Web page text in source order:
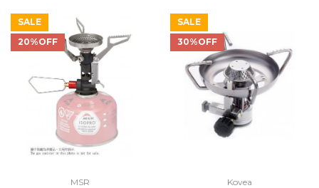
SALE
20%OFF
MSR
SALE
30%OFF
Kovea